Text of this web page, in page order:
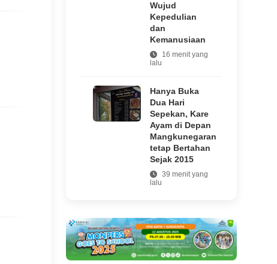
Wujud
Kepedulian
dan
Kemanusiaan
16 menit yang
lalu
Hanya Buka
Dua Hari
Sepekan, Kare
Ayam di Depan
Mangkunegaran
tetap Bertahan
Sejak 2015
39 menit yang
lalu
Sukoharjo
Diserbu Warga
dan TNI-Polri,
Tumpukan